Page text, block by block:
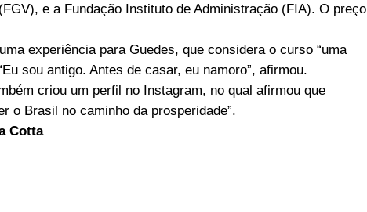
e a Fundação Instituto de Administração (FIA). O preço
experiência para Guedes, que considera o curso “uma
sou antigo. Antes de casar, eu namoro”, afirmou.
criou um perfil no Instagram, no qual afirmou que
o Brasil no caminho da prosperidade”.
Cotta